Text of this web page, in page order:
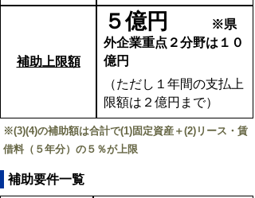
補助上限額
５億円
※県
外企業重点２分野は１０
億円
（ただし１年間の支払上
限額は２億円まで）
※(3)(4)の補助額は合計で(1)固定資産＋(2)リース・賃
借料（５年分）の５％が上限
補助要件一覧